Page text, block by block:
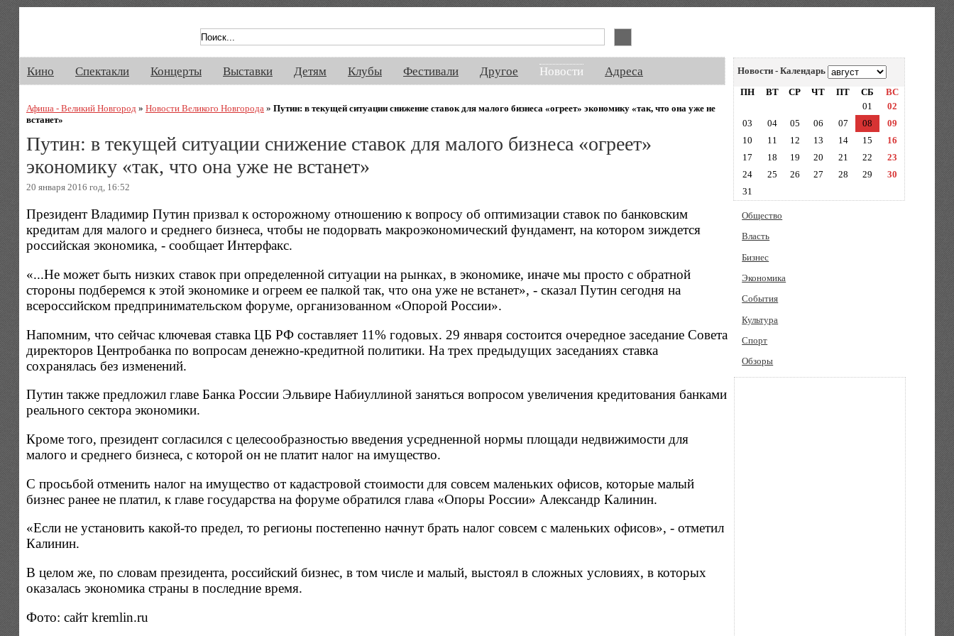
Кино Спектакли Концерты Выставки Детям Клубы Фестивали Другое Новости Адреса
Афиша - Великий Новгород » Новости Великого Новгорода » Путин: в текущей ситуации снижение ставок для малого бизнеса «огреет» экономику «так, что она уже не
встанет»
Путин: в текущей ситуации снижение ставок для малого бизнеса «огреет»
экономику «так, что она уже не встанет»
20 января 2016 год, 16:52
Президент Владимир Путин призвал к осторожному отношению к вопросу об оптимизации ставок по банковским
кредитам для малого и среднего бизнеса, чтобы не подорвать макроэкономический фундамент, на котором зиждется
российская экономика, - сообщает Интерфакс.
«...Не может быть низких ставок при определенной ситуации на рынках, в экономике, иначе мы просто с обратной
стороны подберемся к этой экономике и огреем ее палкой так, что она уже не встанет», - сказал Путин сегодня на
всероссийском предпринимательском форуме, организованном «Опорой России».
Напомним, что сейчас ключевая ставка ЦБ РФ составляет 11% годовых. 29 января состоится очередное заседание Совета
директоров Центробанка по вопросам денежно-кредитной политики. На трех предыдущих заседаниях ставка
сохранялась без изменений.
Путин также предложил главе Банка России Эльвире Набиуллиной заняться вопросом увеличения кредитования банками
реального сектора экономики.
Кроме того, президент согласился с целесообразностью введения усредненной нормы площади недвижимости для
малого и среднего бизнеса, с которой он не платит налог на имущество.
С просьбой отменить налог на имущество от кадастровой стоимости для совсем маленьких офисов, которые малый
бизнес ранее не платил, к главе государства на форуме обратился глава «Опоры России» Александр Калинин.
«Если не установить какой-то предел, то регионы постепенно начнут брать налог совсем с маленьких офисов», - отметил
Калинин.
В целом же, по словам президента, российский бизнес, в том числе и малый, выстоял в сложных условиях, в которых
оказалась экономика страны в последние время.
Фото: сайт kremlin.ru
Новости - Календарь
ПН
ВТ СР ЧТ ПТ СБ
ВС
01
02
03
04 05 06 07 08
09
10
11 12 13 14 15
16
17
18 19 20 21 22
23
24
25 26 27 28 29
30
31
Общество
Власть
Бизнес
Экономика
События
Культура
Спорт
Обзоры